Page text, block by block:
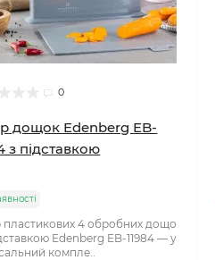
0
дощок Edenberg EB-
з підставкою
пластикових 4 обробних дощо
Edenberg EB-11984 — у
компле..